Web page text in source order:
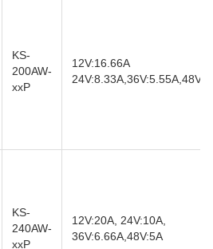
KS-
200AW-
xxP
12V:16.66A
KS-
240AW-
xxP
12V:20A, 24V:10A,
36V:6.66A,48V:5A